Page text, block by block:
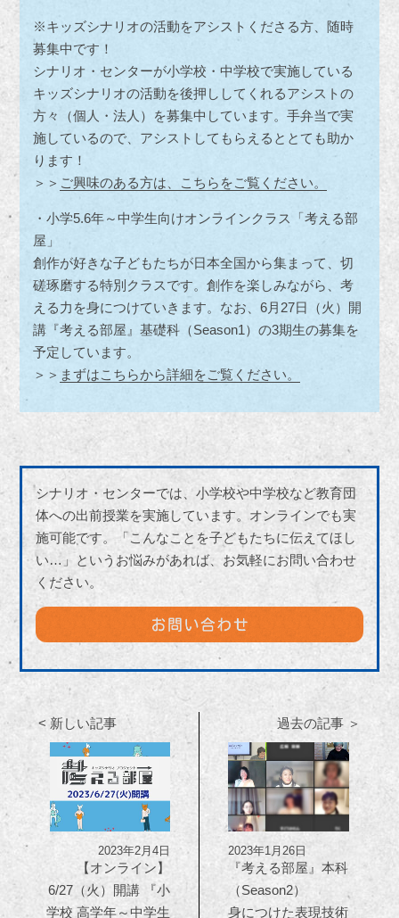
※キッズシナリオの活動をアシストくださる方、随時
募集中です！
シナリオ・センターが小学校・中学校で実施している
キッズシナリオの活動を後押ししてくれるアシストの
方々（個人・法人）を募集中しています。手弁当で実
施しているので、アシストしてもらえるととても助か
ります！
＞＞ ご興味のある方は、こちらをご覧ください。
・小学5.6年～中学生向けオンラインクラス「考える部
屋」
創作が好きな子どもたちが日本全国から集まって、切
磋琢磨する特別クラスです。創作を楽しみながら、考
える力を身につけていきます。なお、6月27日（火）開
講『考える部屋』基礎科（Season1）の3期生の募集を
予定しています。
＞＞ まずはこちらから詳細をご覧ください。
シナリオ・センターでは、小学校や中学校など教育団
体への出前授業を実施しています。オンラインでも実
施可能です。「こんなことを子どもたちに伝えてほし
い…」というお悩みがあれば、お気軽にお問い合わせ
ください。
< 新しい記事
2023年2月4日
【オンライン】
6/27（火）開講 『小
学校 高学年～中学生
過去の記事 ＞
2023年1月26日
『考える部屋』本科
（Season2）
身につけた表現技術